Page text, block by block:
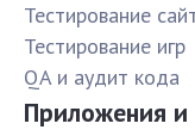
Тестирование
Тестирование игр
QA и аудит кода
Приложения